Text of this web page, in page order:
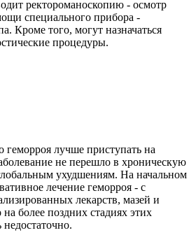
ректороманоскопию - осмотр
специального прибора -
Кроме того, могут назначаться
процедуры.
лучше приступать на
не перешло в хроническую
ухудшениям. На начальном
лечение геморроя - с
лекарств, мазей и
более поздних стадиях этих